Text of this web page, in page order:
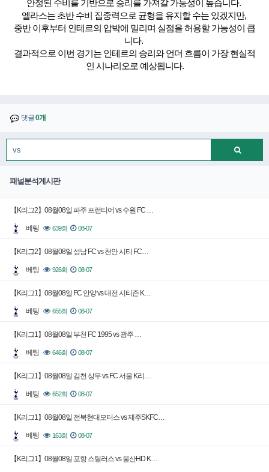
안정된 수비를 기반으로 승리를 가져갈 가능성이 높습니다.
엘라스는 초반 수비 집중력으로 균형을 유지할 수는 있겠지만,
중반 이후부터 인테르의 압박에 밀리며 실점을 허용할 가능성이 큽
니다.
결과적으로 이번 경기는 인테르의 승리와 언더 흐름이 가장 현실적
인 시나리오로 예상됩니다.
댓글0개
패널분석게시판
【K리그2】08월08일 파주 프런티어 vs 수원 FC …
베팅 639회 08-07
【K리그2】08월08일 성남 FC vs 천안 시티 FC…
베팅 926회 08-07
【K리그1】08월08일 FC 안양 vs 대전 시티즌 K…
베팅 655회 08-07
【K리그1】08월08일 부천 FC 1995 vs 광주 …
베팅 646회 08-07
【K리그1】08월08일 김천 상무 vs FC 서울 K리…
베팅 652회 08-07
【K리그1】08월08일 전북현대모터스 vs 제주SKFC…
베팅 163회 08-07
【K리그1】08월08일 포항 스틸러스 vs 울산HD K…